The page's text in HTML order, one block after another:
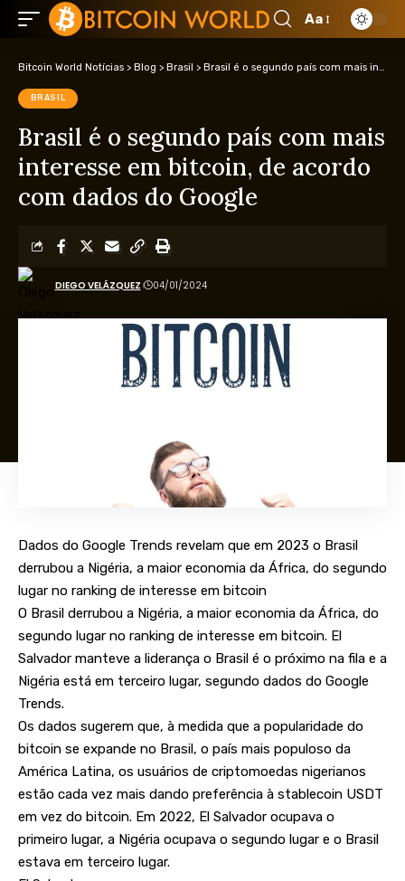
Aa
Bitcoin World Notícias > Blog > Brasil > Brasil é o segundo país com mais interesse em bitcoin, de acordo com dados do Google
BRASIL
Brasil é o segundo país com mais
interesse em bitcoin, de acordo
com dados do Google
DIEGO VELÁZQUEZ 04/01/2024
Dados do Google Trends revelam que em 2023 o Brasil
derrubou a Nigéria, a maior economia da África, do segundo
lugar no ranking de interesse em bitcoin
O Brasil derrubou a Nigéria, a maior economia da África, do
segundo lugar no ranking de interesse em bitcoin. El
Salvador manteve a liderança o Brasil é o próximo na fila e a
Nigéria está em terceiro lugar, segundo dados do Google
Trends.
Os dados sugerem que, à medida que a popularidade do
bitcoin se expande no Brasil, o país mais populoso da
América Latina, os usuários de criptomoedas nigerianos
estão cada vez mais dando preferência à stablecoin USDT
em vez do bitcoin. Em 2022, El Salvador ocupava o
primeiro lugar, a Nigéria ocupava o segundo lugar e o Brasil
estava em terceiro lugar.